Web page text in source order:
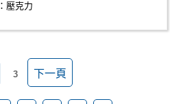
壓克力
3 下一頁